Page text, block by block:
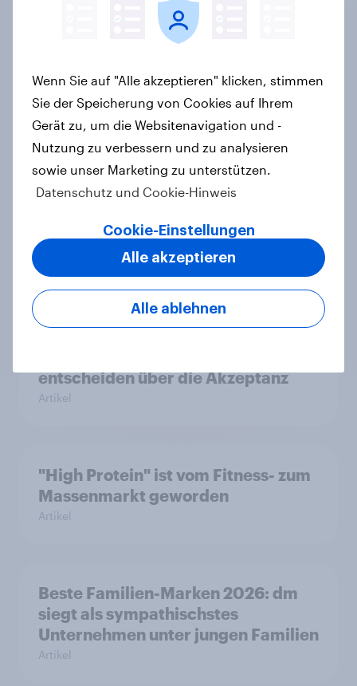
zweite Käufer würde bei
Preisaufschlägen zurückhaltender
Artikel
YouGov Sonntagsfrage Juli 2026:
AfD verliert, aber bleibt stärkste
Kraft +++ Großes Bedürfnis nach
Artikel
Altersvorsorge: Staatsfonds findet
entscheiden über die Akzeptanz
Artikel
"High Protein" ist vom Fitness- zum
Massenmarkt geworden
Artikel
Beste Familien-Marken 2026: dm
siegt als sympathischstes
Unternehmen unter jungen Familien
Artikel
Wenn Sie auf "Alle akzeptieren" klicken, stimmen
Sie der Speicherung von Cookies auf Ihrem
Gerät zu, um die Websitenavigation und -
Nutzung zu verbessern und zu analysieren
sowie unser Marketing zu unterstützen.
Datenschutz und Cookie-Hinweis
Cookie-Einstellungen
Alle ablehnen
Alle akzeptieren